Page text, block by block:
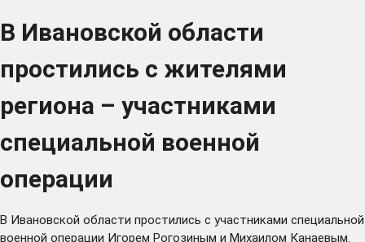
В Ивановской области
простились с жителями
региона – участниками
специальной военной
операции
В Ивановской области простились с участниками специальной
военной операции Игорем Рогозиным и Михаилом Канаевым.